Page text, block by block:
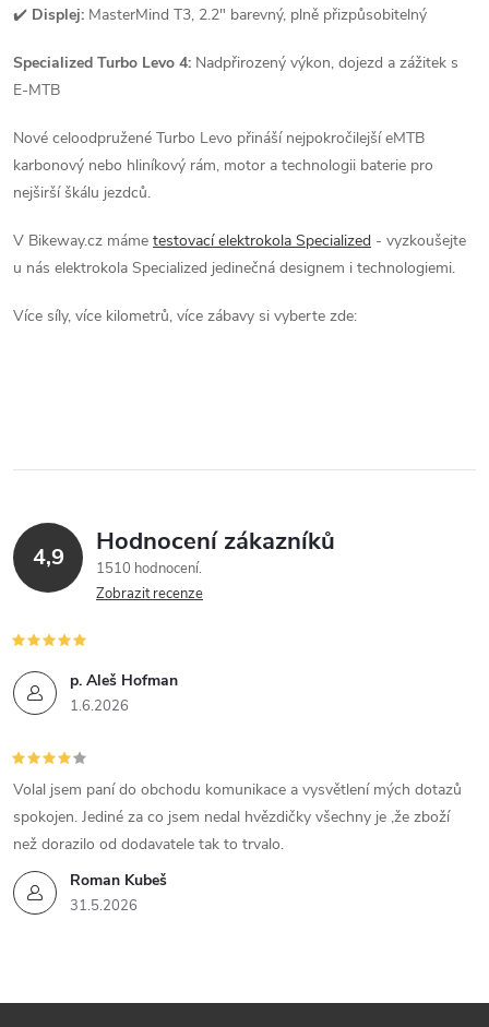
✔️ Displej: MasterMind T3, 2.2" barevný, plně přizpůsobitelný
Specialized Turbo Levo 4: Nadpřirozený výkon, dojezd a zážitek s
E-MTB
Nové celoodpružené Turbo Levo přináší nejpokročilejší eMTB
karbonový nebo hliníkový rám, motor a technologii baterie pro
nejširší škálu jezdců.
V Bikeway.cz máme testovací elektrokola Specialized - vyzkoušejte
u nás elektrokola Specialized jedinečná designem i technologiemi.
Více síly, více kilometrů, více zábavy si vyberte zde:
4,9 Hodnocení zákazníků
1510 hodnocení
Zobrazit recenze
p. Aleš Hofman
1.6.2026
Roman Kubeš
31.5.2026
Volal jsem paní do obchodu komunikace a vysvětlení mých dotazů
spokojen. Jediné za co jsem nedal hvězdičky všechny je ,že zboží
než dorazilo od dodavatele tak to trvalo.